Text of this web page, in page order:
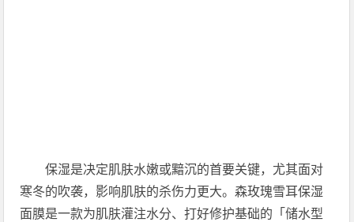
保湿是决定肌肤水嫩或黯沉的首要关键，尤其面对
寒冬的吹袭，影响肌肤的杀伤力更大。森玫瑰雪耳保湿
面膜是一款为肌肤灌注水分、打好修护基础的「储水型